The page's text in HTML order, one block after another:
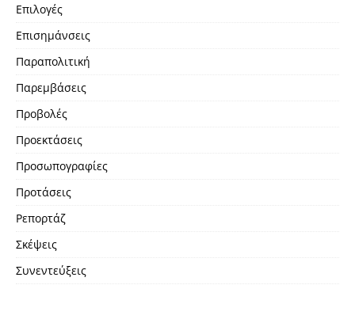
Επιλογές
Επισημάνσεις
Παραπολιτική
Παρεμβάσεις
Προβολές
Προεκτάσεις
Προσωπογραφίες
Προτάσεις
Ρεπορτάζ
Σκέψεις
Συνεντεύξεις